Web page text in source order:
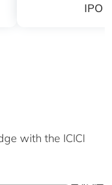
IPO
with the ICICI